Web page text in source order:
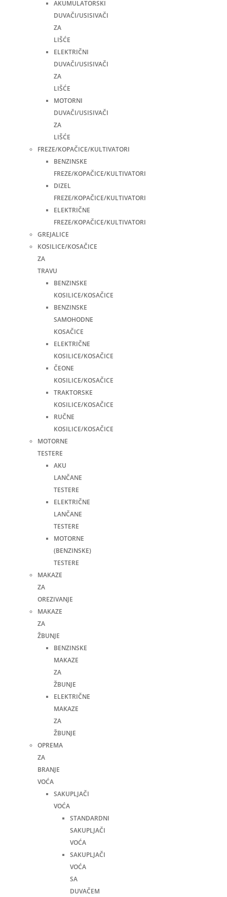
AKUMULATORSKI
DUVAČI/USISIVAČI
ZA
LIŠĆE
ELEKTRIČNI
DUVAČI/USISIVAČI
ZA
LIŠĆE
MOTORNI
DUVAČI/USISIVAČI
ZA
LIŠĆE
FREZE/KOPAČICE/KULTIVATORI
BENZINSKE
FREZE/KOPAČICE/KULTIVATORI
DIZEL
FREZE/KOPAČICE/KULTIVATORI
ELEKTRIČNE
FREZE/KOPAČICE/KULTIVATORI
GREJALICE
KOSILICE/KOSAČICE
ZA
TRAVU
BENZINSKE
KOSILICE/KOSAČICE
BENZINSKE
SAMOHODNE
KOSAČICE
ELEKTRIČNE
KOSILICE/KOSAČICE
ČEONE
KOSILICE/KOSAČICE
TRAKTORSKE
KOSILICE/KOSAČICE
RUČNE
KOSILICE/KOSAČICE
MOTORNE
TESTERE
AKU
LANČANE
TESTERE
ELEKTRIČNE
LANČANE
TESTERE
MOTORNE
(BENZINSKE)
TESTERE
MAKAZE
ZA
OREZIVANJE
MAKAZE
ZA
ŽBUNJE
BENZINSKE
MAKAZE
ZA
ŽBUNJE
ELEKTRIČNE
MAKAZE
ZA
ŽBUNJE
OPREMA
ZA
BRANJE
VOĆA
SAKUPLJAČI
VOĆA
STANDARDNI
SAKUPLJAČI
VOĆA
SAKUPLJAČI
VOĆA
SA
DUVAČEM